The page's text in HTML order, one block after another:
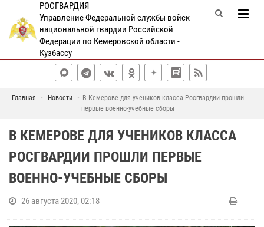
РОСГВАРДИЯ
Управление Федеральной службы войск
национальной гвардии Российской
Федерации по Кемеровской области -
Кузбассу
Главная Новости
В Кемерове для учеников класса Росгвардии прошли
первые военно-учебные сборы
В КЕМЕРОВЕ ДЛЯ УЧЕНИКОВ КЛАССА
РОСГВАРДИИ ПРОШЛИ ПЕРВЫЕ
ВОЕННО-УЧЕБНЫЕ СБОРЫ
26 августа 2020, 02:18